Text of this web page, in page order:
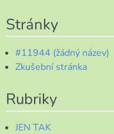
Stránky
#11944 (žádný název)
Zkušební stránka
Rubriky
JEN TAK